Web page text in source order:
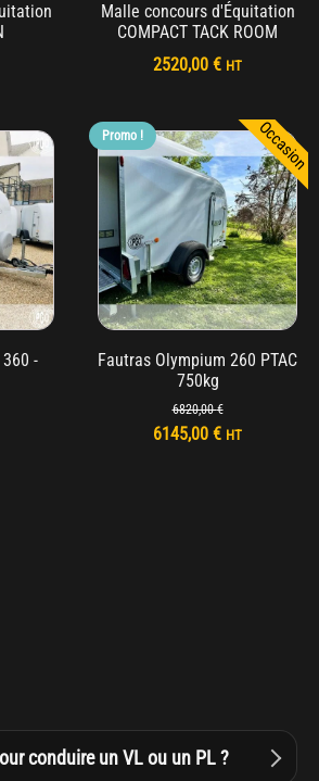
Malle concours d'Équitation
COMPACT TACK ROOM
2520,00 € HT
-
Promo !
Fautras Olympium 260 PTAC
750kg
6820,00€
Le
6145,00 €Le
HT
Occasion
conduire un VL ou un PL ?